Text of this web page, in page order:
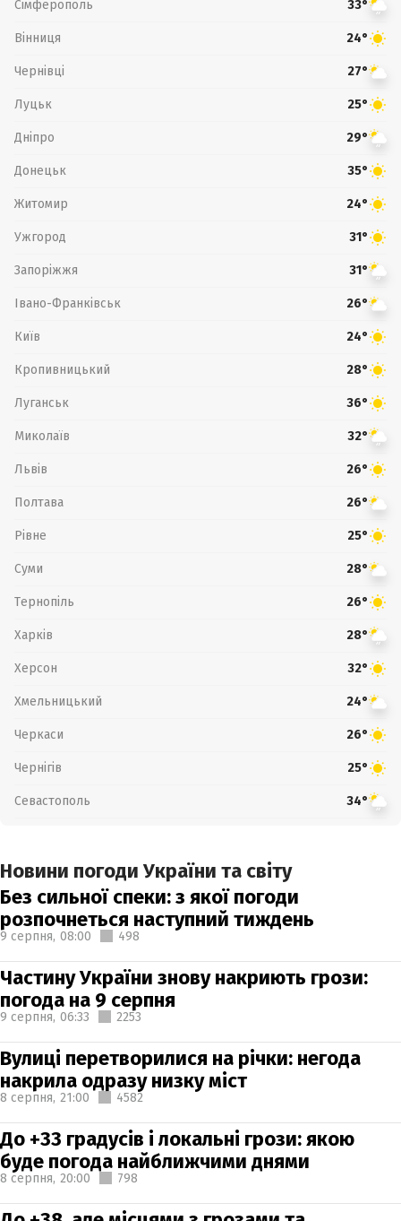
Сімферополь 33°
Вінниця 24°
Чернівці 27°
Луцьк 25°
Дніпро 29°
Донецьк 35°
Житомир 24°
Ужгород 31°
Запоріжжя 31°
Івано-Франківськ 26°
Київ 24°
Кропивницький 28°
Луганськ 36°
Миколаїв 32°
Львів 26°
Полтава 26°
Рівне 25°
Суми 28°
Тернопіль 26°
Харків 28°
Херсон 32°
Хмельницький 24°
Черкаси 26°
Чернігів 25°
Севастополь 34°
Новини погоди України та світу
Без сильної спеки: з якої погоди
розпочнеться наступний тиждень
9 серпня, 08:00 498
Частину України знову накриють грози:
погода на 9 серпня
9 серпня, 06:33 2253
Вулиці перетворилися на річки: негода
накрила одразу низку міст
8 серпня, 21:00 4582
До +33 градусів і локальні грози: якою
буде погода найближчими днями
8 серпня, 20:00 798